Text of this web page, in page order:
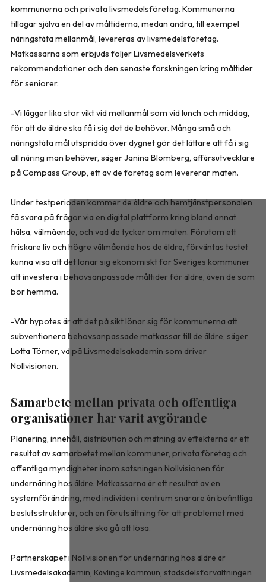
kommunerna och privata livsmedelsföretag. Kommunerna
tillagar själva en del av måltiderna, medan andra, till exempel
näringstäta mellanmål, levereras av livsmedelsföretag.
Matkassarna som erbjuds följer Livsmedelsverkets
rekommendationer och den senaste forskningen kring måltider
för seniorer.
-Vi lägger lika stor vikt vid mellanmål som vid lunch och middag,
för att de äldre ska få i sig det de behöver. Många små och
näringstäta mål utspridda över dygnet gör det lättare att få i sig
all näring man behöver, säger Janina Blomberg, affärsutvecklare
på Compass Group, ett av de företag som levererar maten.
Under testperioden kommer de äldre och hemtjänstpersonalen
få svara på frågor via en digital plattform kring bland annat
hälsa, välmående, och vad de tycker om maten. Förutom ett
friskare liv och högre välmående hos de äldre, förväntas testet
kunna visa att det lönar sig ekonomiskt för Sveriges kommuner
att investera i behovsanpassade måltider för äldre, även de som
bor hemma.
-Vår hypotes är att det på sikt lönar sig för kommunerna att
subventionera behovsanpassade matkassar till de äldre, säger
Lotta Törner, vd på Livsmedelsakademin som driver
Nollvisionen.
Samarbete mellan privata och offentliga
organisationer har varit avgörande
Planering, innehåll, distribution och mätning av effekterna är ett
resultat av samarbetet mellan kommuner, privata företag och
offentliga myndigheter inom satsningen Nollvisionen för
undernäring hos äldre. Matkassarna är ett resultat av en
systemförändring, med individen i centrum snarare än befintliga
beslutsstrukturer, och en förutsättning för att problemet med
undernäring hos äldre ska gå att lösa.
Partnerskapet i Nollvisionen för undernäring hos äldre är
Livsmedelsakademin, Kävlinge kommun, stadsdelsförvaltningen